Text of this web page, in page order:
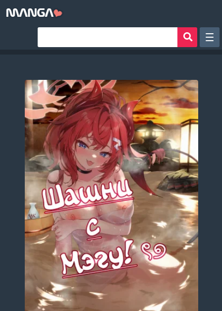
Авторы
Аниме хентай
Сборники манги
Sign in
Register